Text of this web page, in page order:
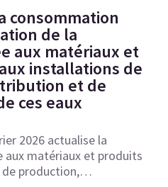
consommation
de la
aux matériaux et
installations de
et de
ces eaux
2026 actualise la
aux matériaux et produits
de production,…